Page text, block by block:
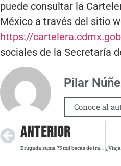
puede consultar la
México a través del sitio
https://
sociales de la Secretaría
Pilar
Conoce al
ANTERIOR
Brugada suma 75 mil becas de transporte para jóvenes de educación superior